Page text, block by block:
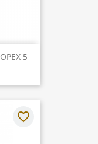
5
favorite_border